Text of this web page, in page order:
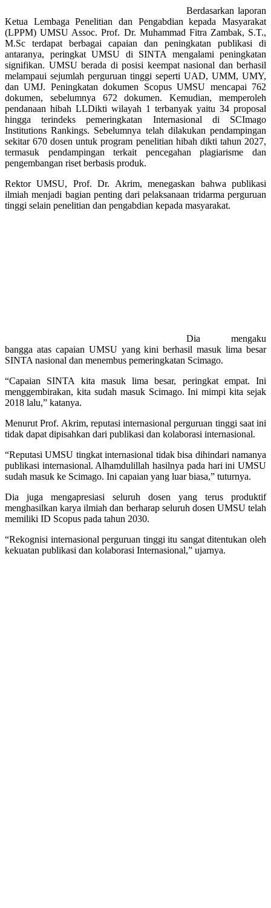
Berdasarkan laporan
Ketua Lembaga Penelitian dan Pengabdian kepada Masyarakat
(LPPM) UMSU Assoc. Prof. Dr. Muhammad Fitra Zambak, S.T.,
M.Sc terdapat berbagai capaian dan peningkatan publikasi di
antaranya, peringkat UMSU di SINTA mengalami peningkatan
signifikan. UMSU berada di posisi keempat nasional dan berhasil
melampaui sejumlah perguruan tinggi seperti UAD, UMM, UMY,
dan UMJ. Peningkatan dokumen Scopus UMSU mencapai 762
dokumen, sebelumnya 672 dokumen. Kemudian, memperoleh
pendanaan hibah LLDikti wilayah 1 terbanyak yaitu 34 proposal
hingga terindeks pemeringkatan Internasional di SCImago
Institutions Rankings. Sebelumnya telah dilakukan pendampingan
sekitar 670 dosen untuk program penelitian hibah dikti tahun 2027,
termasuk pendampingan terkait pencegahan plagiarisme dan
pengembangan riset berbasis produk.
Rektor UMSU, Prof. Dr. Akrim, menegaskan bahwa publikasi
ilmiah menjadi bagian penting dari pelaksanaan tridarma perguruan
tinggi selain penelitian dan pengabdian kepada masyarakat.
Dia mengaku
bangga atas capaian UMSU yang kini berhasil masuk lima besar
SINTA nasional dan menembus pemeringkatan Scimago.
“Capaian SINTA kita masuk lima besar, peringkat empat. Ini
menggembirakan, kita sudah masuk Scimago. Ini mimpi kita sejak
2018 lalu,” katanya.
Menurut Prof. Akrim, reputasi internasional perguruan tinggi saat ini
tidak dapat dipisahkan dari publikasi dan kolaborasi internasional.
“Reputasi UMSU tingkat internasional tidak bisa dihindari namanya
publikasi internasional. Alhamdulillah hasilnya pada hari ini UMSU
sudah masuk ke Scimago. Ini capaian yang luar biasa,” tuturnya.
Dia juga mengapresiasi seluruh dosen yang terus produktif
menghasilkan karya ilmiah dan berharap seluruh dosen UMSU telah
memiliki ID Scopus pada tahun 2030.
“Rekognisi internasional perguruan tinggi itu sangat ditentukan oleh
kekuatan publikasi dan kolaborasi Internasional,” ujarnya.